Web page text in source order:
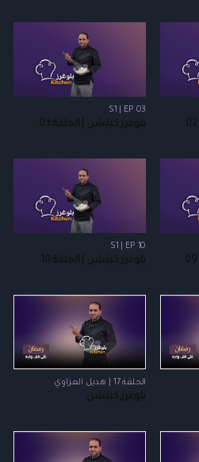
S1 | EP 03
بلوغرز كيتشن | الحلقة 03
S1 | EP 10
بلوغرز كيتشن | الحلقة 10
الحلقة 17 | هديل العزاوي
بلوغرز كيتشن